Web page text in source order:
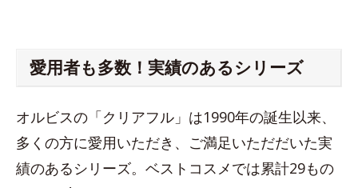
愛用者も多数！実績のあるシリーズ
オルビスの「クリアフル」は1990年の誕生以来、
多くの方に愛用いただき、ご満足いただだいた実
績のあるシリーズ。ベストコスメでは累計29もの